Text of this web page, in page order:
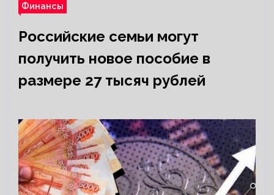
Финансы
Российские семьи могут
получить новое пособие в
размере 27 тысяч рублей